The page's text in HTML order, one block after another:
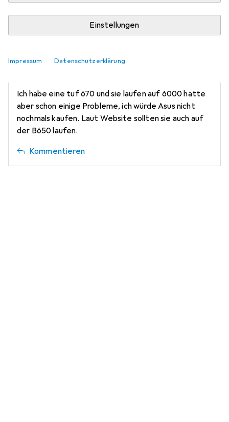
Einstellungen
Impressum Datenschutzerklärung
vor 2 Jahren
Ich habe eine tuf 670 und sie laufen auf 6000 hatte
aber schon einige Probleme, ich würde Asus nicht
nochmals kaufen. Laut Website sollten sie auch auf
der B650 laufen.
Kommentieren